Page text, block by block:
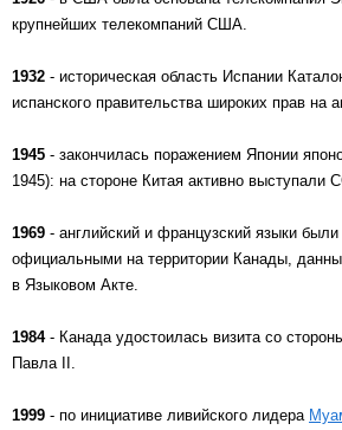
крупнейших телекомпаний США.
1932 - историческая область Испании
испанского правительства широких прав на
1945 - закончилась поражением Японии
1945): на стороне Китая активно
1969 - английский и французский языки
официальными на территории Канады,
в Языковом Акте.
1984- Канада удостоилась визита со
Павла II.
1999 - по инициативе ливийского лидера